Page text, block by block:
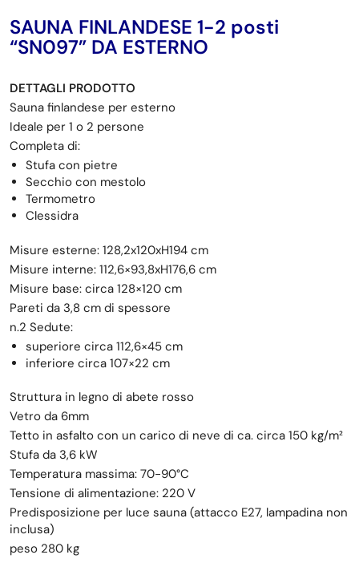
SAUNA FINLANDESE 1-2 posti
“SN097” DA ESTERNO
DETTAGLI PRODOTTO
Sauna finlandese per esterno
Ideale per 1 o 2 persone
Completa di:
Stufa con pietre
Secchio con mestolo
Termometro
Clessidra
Misure esterne: 128,2x120xH194 cm
Misure interne: 112,6×93,8xH176,6 cm
Misure base: circa 128×120 cm
Pareti da 3,8 cm di spessore
n.2 Sedute:
superiore circa 112,6×45 cm
inferiore circa 107×22 cm
Struttura in legno di abete rosso
Vetro da 6mm
Tetto in asfalto con un carico di neve di ca. circa 150 kg/m²
Stufa da 3,6 kW
Temperatura massima: 70-90°C
Tensione di alimentazione: 220 V
Predisposizione per luce sauna (attacco E27, lampadina non
inclusa)
peso 280 kg